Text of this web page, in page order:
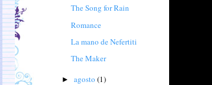
The Song for Rain
Romance
La mano de Nefertiti
The Maker
► agosto (1)